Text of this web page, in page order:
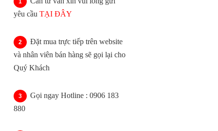
yêu cầu TẠI ĐÂY
Đặt mua trực tiếp trên website
và nhân viên bán hàng sẽ gọi lại cho
Quý Khách
Gọi ngay Hotline : 0906 183
880